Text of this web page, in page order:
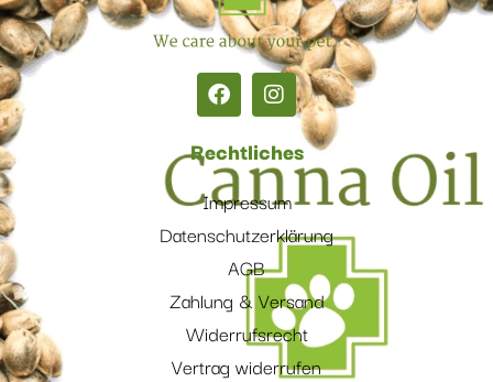
Rechtliches
Impressum
Datenschutzerklärung
AGB
Zahlung & Versand
Widerrufsrecht
Vertrag widerrufen